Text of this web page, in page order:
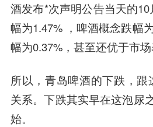
酒发布*次声明公告当天的
幅为1.47% ，啤酒概念跌幅
幅为0.37%，甚至还优于市场
所以，青岛啤酒的下跌，
关系。下跌其实早在这泡尿
始。